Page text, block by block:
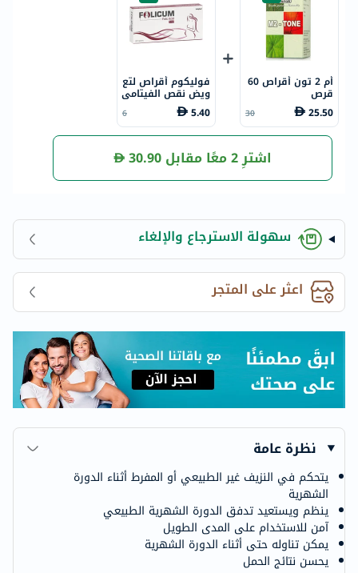
أم 2 تون أقراص 60
قرص
25.50
30
فوليكوم أقراص لتع
ويض نقص الفيتامي
ن 5 مغ، 20 قرص
5.40
6
اشترِ 2 معًا مقابل 30.90
سهولة الاسترجاع والإلغاء
اعثر على المتجر
نظرة عامة
يتحكم في النزيف غير الطبيعي أو المفرط أثناء الدورة
الشهرية
ينظم ويستعيد تدفق الدورة الشهرية الطبيعي
آمن للاستخدام على المدى الطويل
يمكن تناوله حتى أثناء الدورة الشهرية
يحسن نتائج الحمل